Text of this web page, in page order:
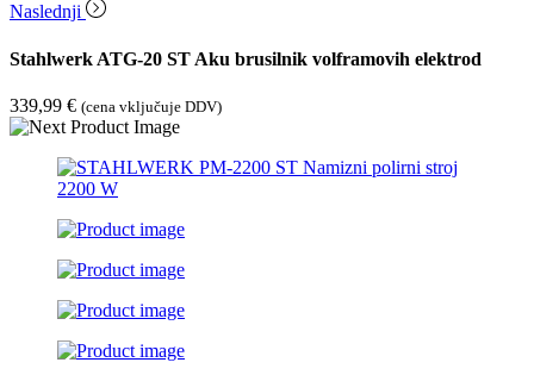
Naslednji
Stahlwerk ATG-20 ST Aku brusilnik volframovih elektrod
339,99 € (cena vključuje DDV)